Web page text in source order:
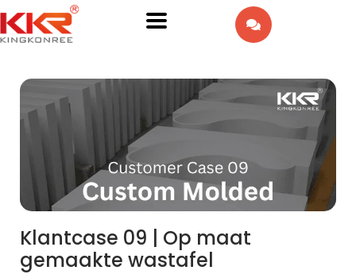
FR
ES
DE
Klantcase 09 | Op maat
gemaakte wastafel